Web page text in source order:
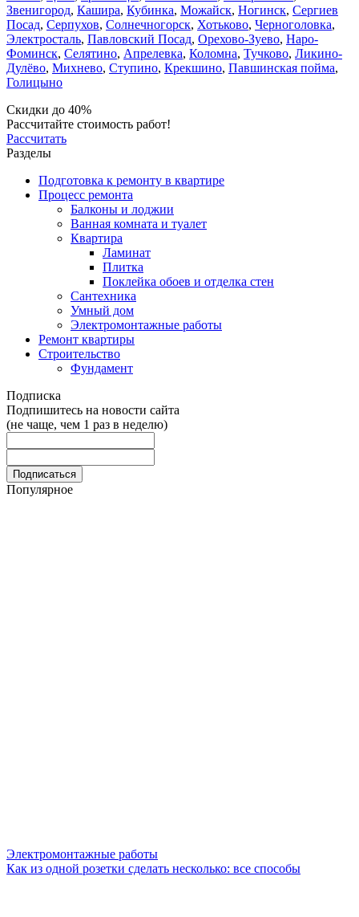
Звенигород, Кашира, Кубинка, Можайск, Ногинск, Сергиев
Посад, Серпухов, Солнечногорск, Хотьково, Черноголовка,
Электросталь, Павловский Посад, Орехово-Зуево, Наро-
Фоминск, Селятино, Апрелевка, Коломна, Тучково, Ликино-
Дулёво, Михнево, Ступино, Крекшино, Павшинская пойма,
Голицыно
Скидки до 40%
Рассчитайте стоимость работ!
Рассчитать
Разделы
Подготовка к ремонту в квартире
Процесс ремонта
Балконы и лоджии
Ванная комната и туалет
Квартира
Ламинат
Плитка
Поклейка обоев и отделка стен
Сантехника
Умный дом
Электромонтажные работы
Ремонт квартиры
Строительство
Фундамент
Подписка
Подпишитесь на новости сайта
(не чаще, чем 1 раз в неделю)
Популярное
Электромонтажные работы
Как из одной розетки сделать несколько: все способы